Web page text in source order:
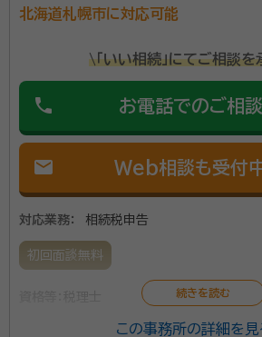
北海道札幌市に対応可能
\「いい相続」にてご相談
phone お電話でのご相談
mail Web相談も受付
対応業務： 相続税申告
初回面談無料
この事務所の詳細を見